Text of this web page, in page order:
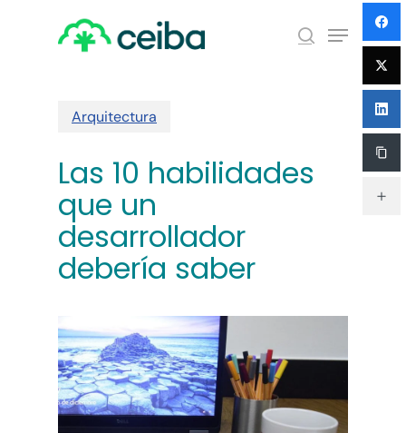
search
Menu
Arquitectura
Las 10 habilidades
que un
desarrollador
debería saber
Menu